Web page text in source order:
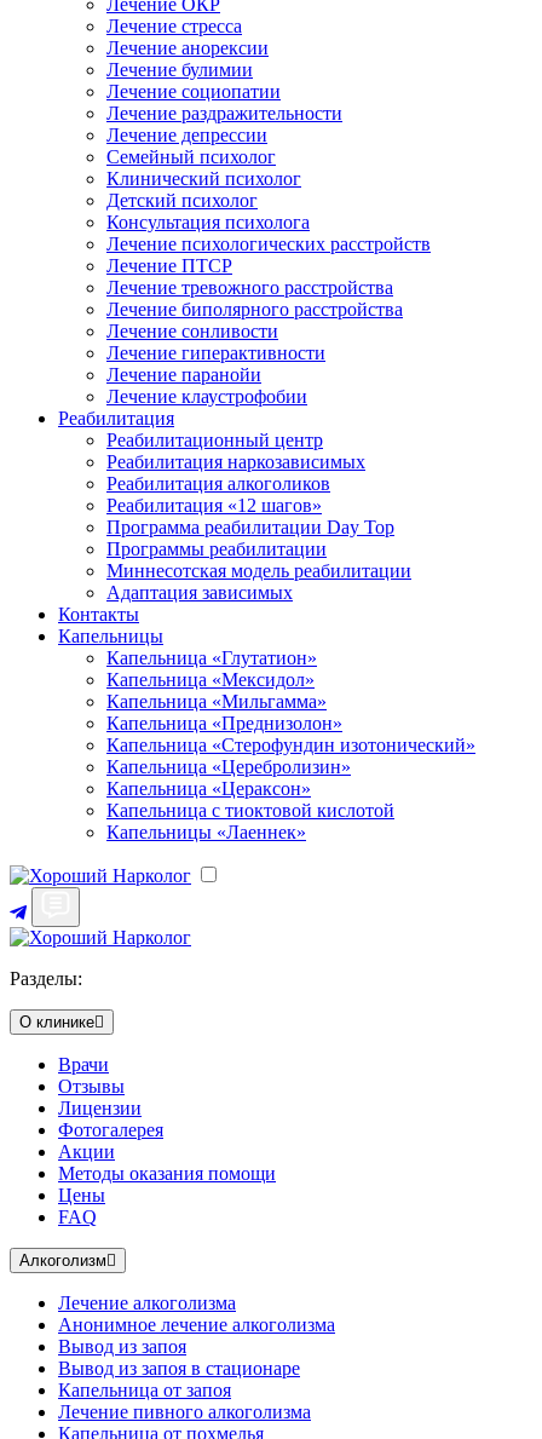
Лечение ОКР
Лечение стресса
Лечение анорексии
Лечение булимии
Лечение социопатии
Лечение раздражительности
Лечение депрессии
Семейный психолог
Клинический психолог
Детский психолог
Консультация психолога
Лечение психологических расстройств
Лечение ПТСР
Лечение тревожного расстройства
Лечение биполярного расстройства
Лечение сонливости
Лечение гиперактивности
Лечение паранойи
Лечение клаустрофобии
Реабилитация
Реабилитационный центр
Реабилитация наркозависимых
Реабилитация алкоголиков
Реабилитация «12 шагов»
Программа реабилитации Day Top
Программы реабилитации
Миннесотская модель реабилитации
Адаптация зависимых
Контакты
Капельницы
Капельница «Глутатион»
Капельница «Мексидол»
Капельница «Мильгамма»
Капельница «Преднизолон»
Капельница «Стерофундин изотонический»
Капельница «Церебролизин»
Капельница «Цераксон»
Капельница с тиоктовой кислотой
Капельницы «Лаеннек»
Разделы:
О клинике
Врачи
Отзывы
Лицензии
Фотогалерея
Акции
Методы оказания помощи
Цены
FAQ
Алкоголизм
Лечение алкоголизма
Анонимное лечение алкоголизма
Вывод из запоя
Вывод из запоя в стационаре
Капельница от запоя
Лечение пивного алкоголизма
Капельница от похмелья